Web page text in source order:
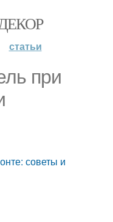
статьи
при
советы и